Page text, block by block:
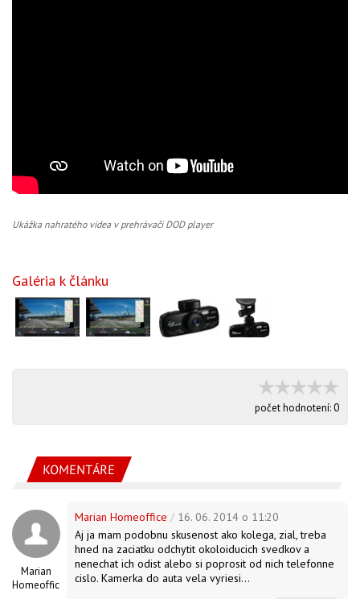
Ukážka nahratého videa v prehrávači DOD player
Galéria k článku
počet hodnotení:0
KOMENTÁRE
Marian
Homeoffice
Marian Homeoffice / 16. 06. 2014 o 11:20
Aj ja mam podobnu skusenost ako kolega, zial, treba
hned na zaciatku odchytit okoloiducich svedkov a
nenechat ich odist alebo si poprosit od nich telefonne
cislo. Kamerka do auta vela vyriesi...